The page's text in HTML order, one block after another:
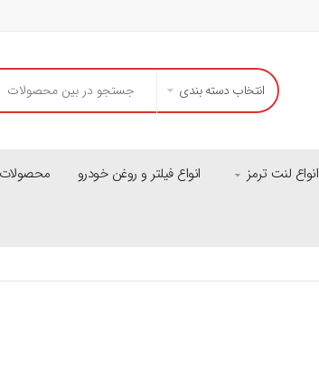
انتخاب دسته بندی
انواع لنت ترمز انواع فیلتر و روغن خودرو محصولات